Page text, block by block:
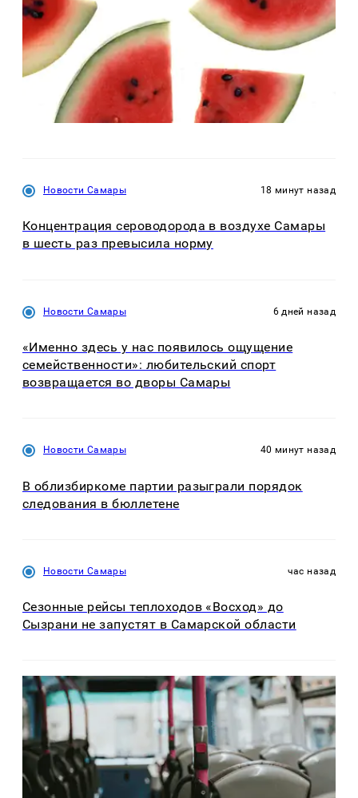
Новости Самары 18 минут назад
Концентрация сероводорода в воздухе Самары
в шесть раз превысила норму
Новости Самары 6 дней назад
«Именно здесь у нас появилось ощущение
семейственности»: любительский спорт
возвращается во дворы Самары
Новости Самары 40 минут назад
В облизбиркоме партии разыграли порядок
следования в бюллетене
Новости Самары час назад
Сезонные рейсы теплоходов «Восход» до
Сызрани не запустят в Самарской области